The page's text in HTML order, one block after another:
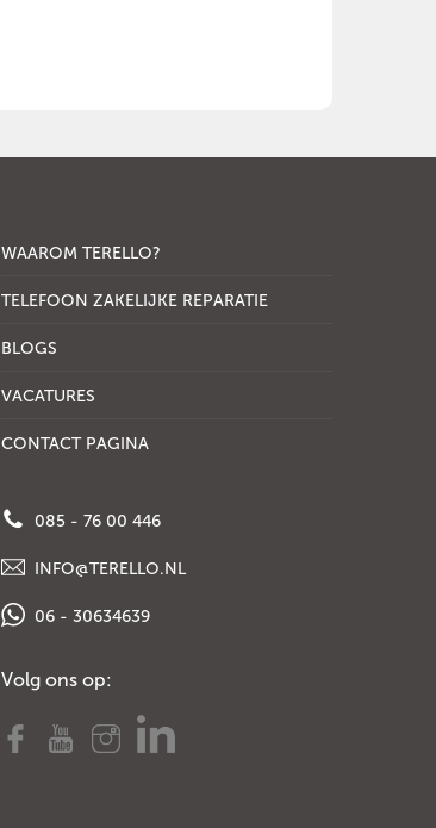
WAAROM TERELLO?
TELEFOON ZAKELIJKE REPARATIE
BLOGS
VACATURES
CONTACT PAGINA
085 - 76 00 446
INFO@TERELLO.NL
06 - 30634639
Volg ons op: